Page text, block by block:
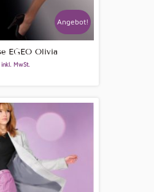
EGEO Olivia
inkl. MwSt.
Angebot!